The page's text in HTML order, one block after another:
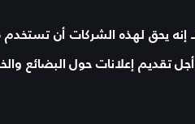
إنه يحق لهذه الشركات أن تستخدم
أجل تقديم إعلانات حول البضائع